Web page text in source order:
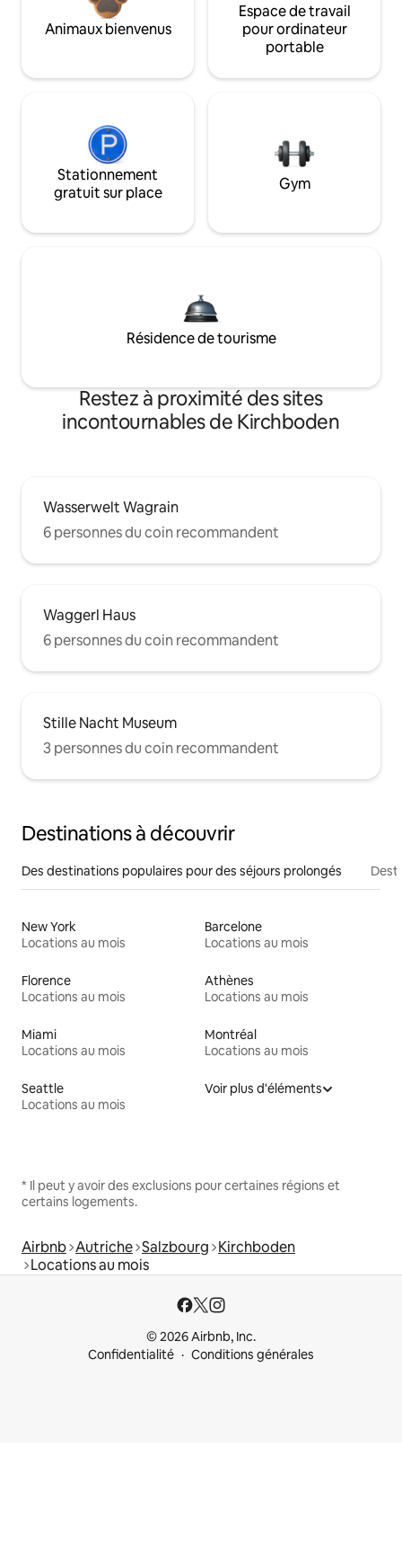
Animaux bienvenus
Espace de travail
pour ordinateur
portable
Stationnement
gratuit sur place
Gym
Résidence de tourisme
Restez à proximité des sites
incontournables de Kirchboden
Wasserwelt Wagrain
6 personnes du coin recommandent
Waggerl Haus
6 personnes du coin recommandent
Stille Nacht Museum
3 personnes du coin recommandent
Destinations à découvrir
Des destinations populaires pour des séjours prolongés
New York
Locations au mois
Barcelone
Locations au mois
Florence
Locations au mois
Athènes
Locations au mois
Miami
Locations au mois
Montréal
Locations au mois
Seattle
Locations au mois
Voir plus d'éléments
* Il peut y avoir des exclusions pour certaines régions et
certains logements.
Airbnb Autriche Salzbourg Kirchboden
Locations au mois
© 2026 Airbnb, Inc.
Confidentialité
Conditions générales